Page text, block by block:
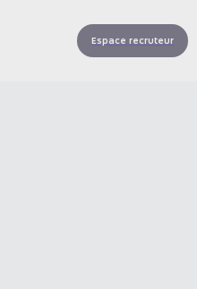
Espace recruteur